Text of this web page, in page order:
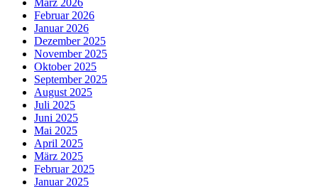
Februar 2026
Januar 2026
Dezember 2025
November 2025
Oktober 2025
September 2025
August 2025
Juli 2025
Juni 2025
Mai 2025
April 2025
März 2025
Februar 2025
Januar 2025